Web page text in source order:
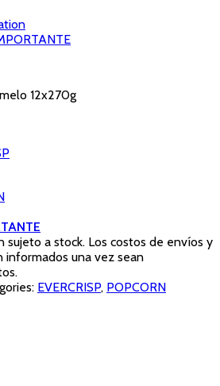
12x270g
sujeto a stock. Los costos de envíos y
informados una vez sean
EVERCRISP, POPCORN